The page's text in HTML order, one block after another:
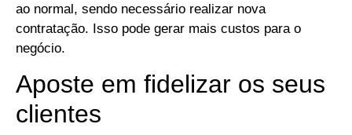
ao normal, sendo necessário realizar nova
contratação. Isso pode gerar mais custos para o
negócio.
Aposte em fidelizar os seus
clientes